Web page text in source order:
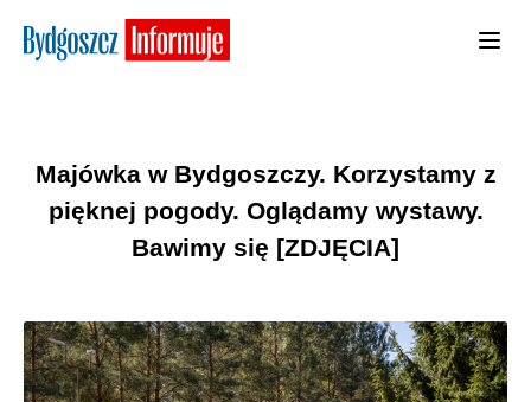
Majówka w Bydgoszczy. Korzystamy z
pięknej pogody. Oglądamy wystawy.
Bawimy się [ZDJĘCIA]